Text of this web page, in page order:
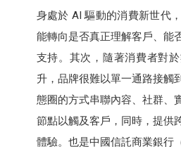
身處於 AI 驅動的消費新世代
能轉向是否真正理解客戶、能
支持。其次，隨著消費者對
升，品牌很難以單一通路接觸
態圈的方式串聯內容、社群、
節點以觸及客戶，同時，提供
體驗。也是中國信託商業銀行